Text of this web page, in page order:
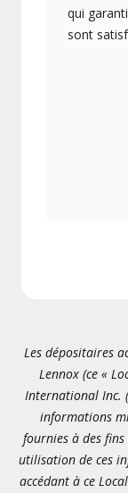
qui
sont
Les dépositaires
Lennox (ce «
International Inc.
informations
fournies à des
utilisation de ces
accédant à ce